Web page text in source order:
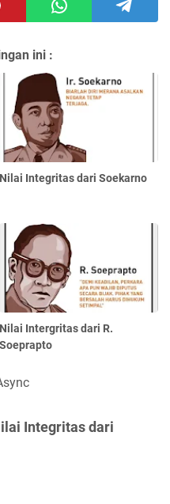
ini :
Nilai Integritas dari Soekarno
Nilai Intergritas dari R.
Soeprapto
Integritas dari